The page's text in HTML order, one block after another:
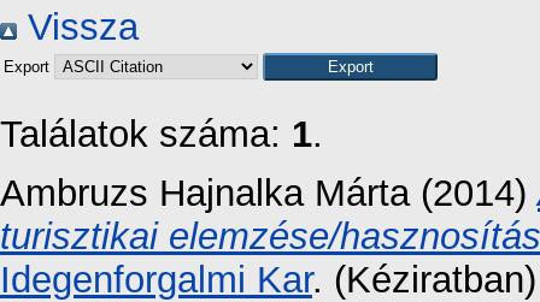
Vissza
Export
Találatok száma: 1.
Ambruzs Hajnalka Márta (2014)
turisztikai elemzése/
Idegenforgalmi Kar. (Kéziratban)